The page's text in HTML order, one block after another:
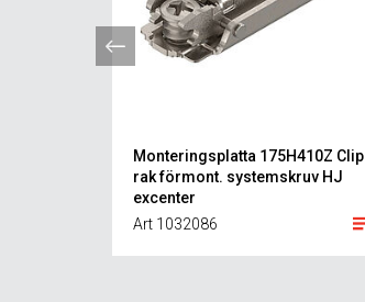
Monteringsplatta 175H410Z Clip
rak förmont. systemskruv HJ
excenter
Art 1032086